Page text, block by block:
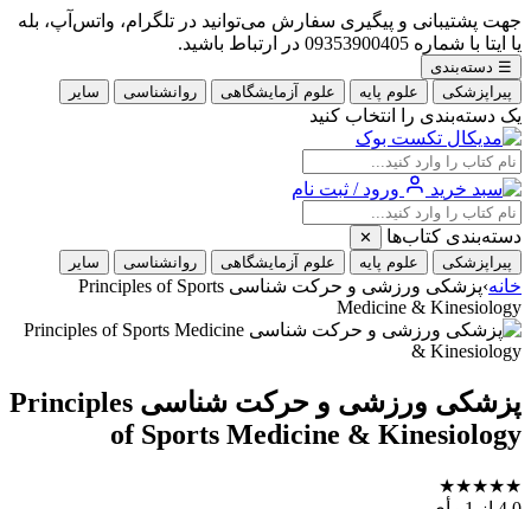
جهت پشتیبانی و پیگیری سفارش می‌توانید در تلگرام، واتس‌آپ، بله
یا ایتا با شماره 09353900405 در ارتباط باشید.
☰ دسته‌بندی
پیراپزشکی
علوم پایه علوم آزمایشگاهی روانشناسی سایر
یک دسته‌بندی را انتخاب کنید
ورود / ثبت نام
دسته‌بندی کتاب‌ها
✕
پیراپزشکی
علوم پایه علوم آزمایشگاهی روانشناسی سایر
خانه›
پزشکی ورزشی و حرکت شناسی Principles of Sports
Medicine & Kinesiology
پزشکی ورزشی و حرکت شناسی Principles
of Sports Medicine & Kinesiology
★
★
★
★
★